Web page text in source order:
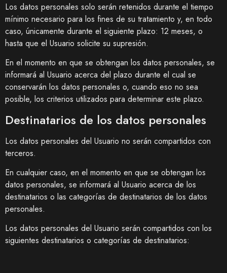
Los datos personales solo serán retenidos durante el tiempo
mínimo necesario para los fines de su tratamiento y, en todo
caso, únicamente durante el siguiente plazo: 12 meses, o
hasta que el Usuario solicite su supresión.
En el momento en que se obtengan los datos personales, se
informará al Usuario acerca del plazo durante el cual se
conservarán los datos personales o, cuando eso no sea
posible, los criterios utilizados para determinar este plazo.
Destinatarios de los datos personales
Los datos personales del Usuario no serán compartidos con
terceros.
En cualquier caso, en el momento en que se obtengan los
datos personales, se informará al Usuario acerca de los
destinatarios o las categorías de destinatarios de los datos
personales.
Los datos personales del Usuario serán compartidos con los
siguientes destinatarios o categorías de destinatarios: